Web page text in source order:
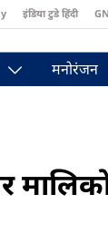
इंडिया टुडे हिंदी
मनोरंजन